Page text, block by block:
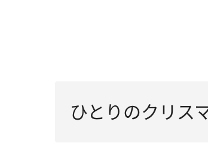
ひとりのクリス